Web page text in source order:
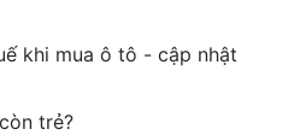
khi mua ô tô - cập nhật
trẻ?